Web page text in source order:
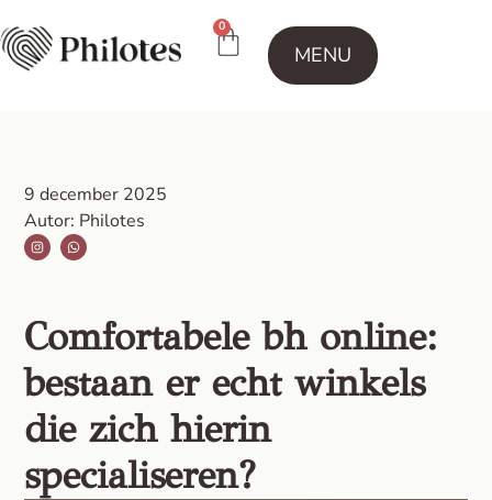
0
MENU
9 december 2025
Autor: Philotes
Comfortabele bh online:
bestaan er echt winkels
die zich hierin
specialiseren?